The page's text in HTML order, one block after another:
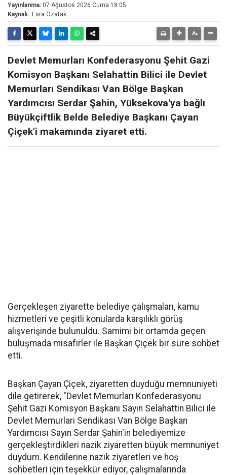
Yayınlanma: 07 Ağustos 2026 Cuma 18:05
Kaynak: Esra Özatak
Devlet Memurları Konfederasyonu Şehit Gazi
Komisyon Başkanı Selahattin Bilici ile Devlet
Memurları Sendikası Van Bölge Başkan
Yardımcısı Serdar Şahin, Yüksekova'ya bağlı
Büyükçiftlik Belde Belediye Başkanı Çayan
Çiçek'i makamında ziyaret etti.
Gerçekleşen ziyarette belediye çalışmaları, kamu
hizmetleri ve çeşitli konularda karşılıklı görüş
alışverişinde bulunuldu. Samimi bir ortamda geçen
buluşmada misafirler ile Başkan Çiçek bir süre sohbet
etti.
Başkan Çayan Çiçek, ziyaretten duyduğu memnuniyeti
dile getirerek, "Devlet Memurları Konfederasyonu
Şehit Gazi Komisyon Başkanı Sayın Selahattin Bilici ile
Devlet Memurları Sendikası Van Bölge Başkan
Yardımcısı Sayın Serdar Şahin'in belediyemize
gerçekleştirdikleri nazik ziyaretten büyük memnuniyet
duydum. Kendilerine nazik ziyaretleri ve hoş
sohbetleri için teşekkür ediyor, çalışmalarında